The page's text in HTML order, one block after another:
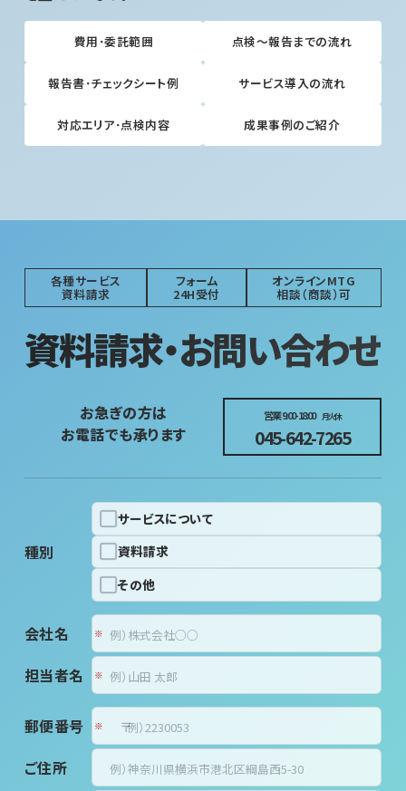
費用･委託範囲 点検～報告までの流れ
報告書･チェックシート例 サービス導入の流れ
対応エリア･点検内容 成果事例のご紹介
各種サービス
資料請求
フォーム
24H受付
オンラインMTG
相談（商談）可
資料請求・お問い合わせ
お急ぎの方は
お電話でも承ります
営業 9:00-18:00 月火休
045-642-7265
種別
サービスについて
資料請求
その他
会社名
担当者名
郵便番号 〒
ご住所